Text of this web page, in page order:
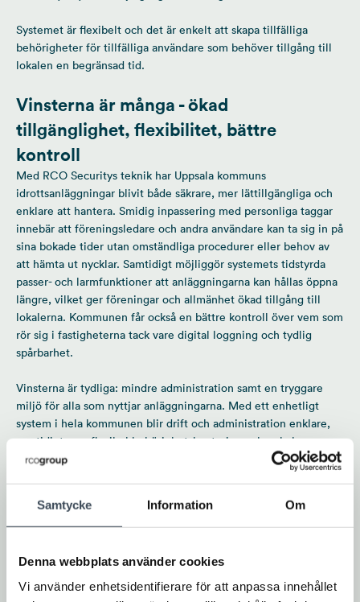
Samtycke Information Om
Denna webbplats använder cookies
Vi använder enhetsidentifierare för att anpassa innehållet
Systemet är flexibelt och det är enkelt att skapa tillfälliga
behörigheter för tillfälliga användare som behöver tillgång till
lokalen en begränsad tid.
Vinsterna är många - ökad
tillgänglighet, flexibilitet, bättre
kontroll
Med RCO Securitys teknik har Uppsala kommuns
idrottsanläggningar blivit både säkrare, mer lättillgängliga och
enklare att hantera. Smidig inpassering med personliga taggar
innebär att föreningsledare och andra användare kan ta sig in på
sina bokade tider utan omständliga procedurer eller behov av
att hämta ut nycklar. Samtidigt möjliggör systemets tidstyrda
passer- och larmfunktioner att anläggningarna kan hållas öppna
längre, vilket ger föreningar och allmänhet ökad tillgång till
lokalerna. Kommunen får också en bättre kontroll över vem som
rör sig i fastigheterna tack vare digital loggning och tydlig
spårbarhet.
Vinsterna är tydliga: mindre administration samt en tryggare
miljö för alla som nyttjar anläggningarna. Med ett enhetligt
system i hela kommunen blir drift och administration enklare,
samtidigt som flexibel behörighetshantering och enkel
tilldelning av tillfälliga behörigheter ger ökad
användarvänlighet. Investeringen bidrar till bättre service, en
RCO Security utvecklar, tillverkar och säljer tjänster och
produkter inom passersystem och larmsystem i Sverige. Vi